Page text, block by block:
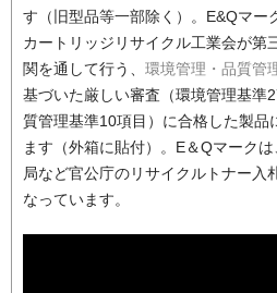
す（旧型品等一部除く）。E&Qマー
カートリッジリサイクル工業会が第
関を通して行う、 環境管理・品質管
基づいた厳しい審査（環境管理基準
質管理基準10項目）に合格した製品
ます（外箱に貼付）。E＆Qマーク
局など官公庁のリサイクルトナー入
なっています。